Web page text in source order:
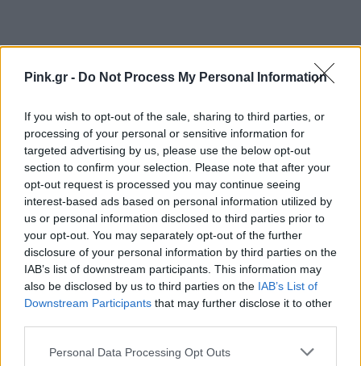
Pink.gr - Do Not Process My Personal Information
If you wish to opt-out of the sale, sharing to third parties, or
processing of your personal or sensitive information for
targeted advertising by us, please use the below opt-out
section to confirm your selection. Please note that after your
opt-out request is processed you may continue seeing
interest-based ads based on personal information utilized by
us or personal information disclosed to third parties prior to
your opt-out. You may separately opt-out of the further
disclosure of your personal information by third parties on the
IAB’s list of downstream participants. This information may
also be disclosed by us to third parties on the IAB’s List of
Downstream Participants that may further disclose it to other
Personal Data Processing Opt Outs
Ακολουθήστε το Pink.gr στοGoogle Newsκαι
μάθετε πρώτοιτα πιο hot νέα.
Ακολουθήστε το Pink.gr και στοInstagram
ΔΙΑΦΗΜΙΣΗ